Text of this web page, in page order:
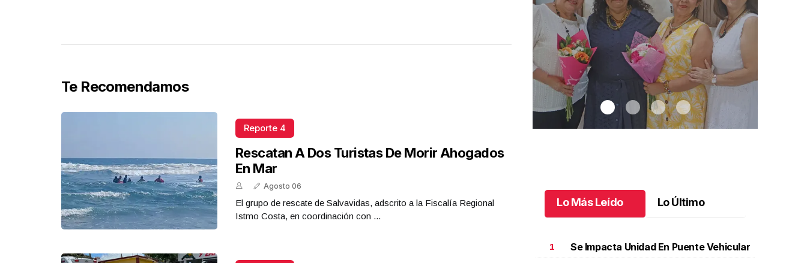
Te Recomendamos
Reporte 4
Rescatan A Dos Turistas De Morir Ahogados
En Mar
Agosto 06
El grupo de rescate de Salvavidas, adscrito a la Fiscalía Regional
Istmo Costa, en coordinación con ...
Lo Más Leído Lo Último
1 Se Impacta Unidad En Puente Vehicular